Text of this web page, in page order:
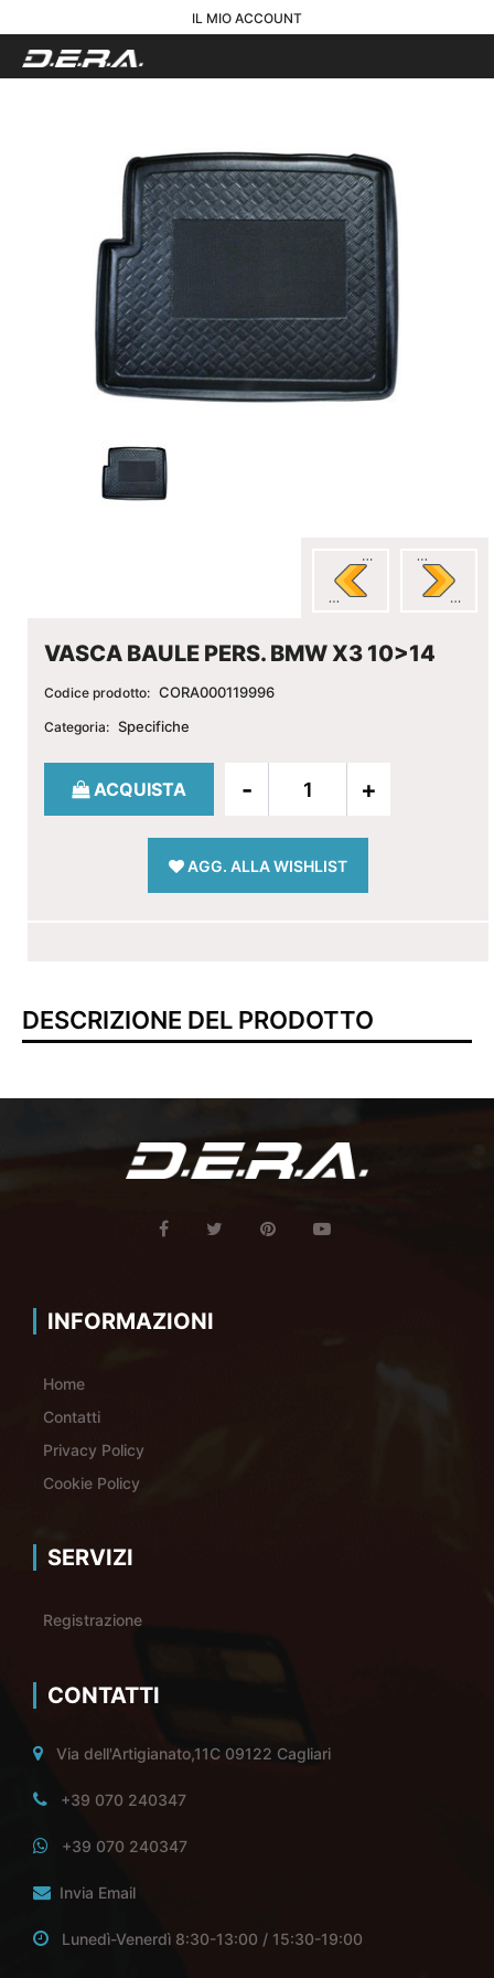
IL MIO ACCOUNT
VASCA BAULE PERS. BMW X3 10>14
Codice prodotto: CORA000119996
Categoria: Specifiche
Quantità
ACQUISTA
AGG. ALLA WISHLIST
DESCRIZIONE DEL PRODOTTO
INFORMAZIONI
Home
Contatti
Privacy Policy
Cookie Policy
SERVIZI
Registrazione
CONTATTI
Via dell'Artigianato,11C 09122 Cagliari
+39 070 240347
+39 070 240347
Invia Email
Lunedì-Venerdì 8:30-13:00 / 15:30-19:00